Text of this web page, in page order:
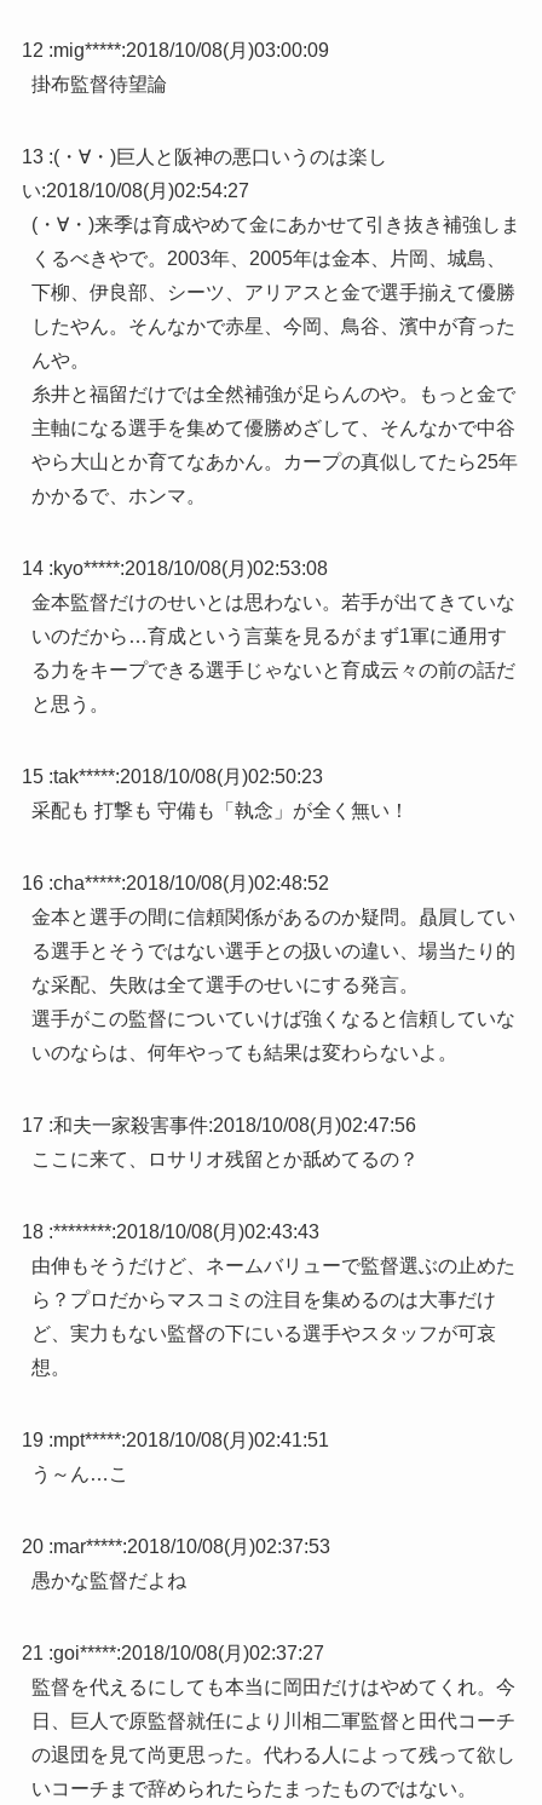
12 :mig*****:2018/10/08(月)03:00:09
掛布監督待望論
13 :(・∀・)巨人と阪神の悪口いうのは楽し
い:2018/10/08(月)02:54:27
(・∀・)来季は育成やめて金にあかせて引き抜き補強しま
くるべきやで。2003年、2005年は金本、片岡、城島、
下柳、伊良部、シーツ、アリアスと金で選手揃えて優勝
したやん。そんなかで赤星、今岡、鳥谷、濱中が育った
んや。
糸井と福留だけでは全然補強が足らんのや。もっと金で
主軸になる選手を集めて優勝めざして、そんなかで中谷
やら大山とか育てなあかん。カープの真似してたら25年
かかるで、ホンマ。
14 :kyo*****:2018/10/08(月)02:53:08
金本監督だけのせいとは思わない。若手が出てきていな
いのだから…育成という言葉を見るがまず1軍に通用す
る力をキープできる選手じゃないと育成云々の前の話だ
と思う。
15 :tak*****:2018/10/08(月)02:50:23
采配も 打撃も 守備も「執念」が全く無い！
16 :cha*****:2018/10/08(月)02:48:52
金本と選手の間に信頼関係があるのか疑問。贔屓してい
る選手とそうではない選手との扱いの違い、場当たり的
な采配、失敗は全て選手のせいにする発言。
選手がこの監督についていけば強くなると信頼していな
いのならは、何年やっても結果は変わらないよ。
17 :和夫一家殺害事件:2018/10/08(月)02:47:56
ここに来て、ロサリオ残留とか舐めてるの？
18 :********:2018/10/08(月)02:43:43
由伸もそうだけど、ネームバリューで監督選ぶの止めた
ら？プロだからマスコミの注目を集めるのは大事だけ
ど、実力もない監督の下にいる選手やスタッフが可哀
想。
19 :mpt*****:2018/10/08(月)02:41:51
う～ん…こ
20 :mar*****:2018/10/08(月)02:37:53
愚かな監督だよね
21 :goi*****:2018/10/08(月)02:37:27
監督を代えるにしても本当に岡田だけはやめてくれ。今
日、巨人で原監督就任により川相二軍監督と田代コーチ
の退団を見て尚更思った。代わる人によって残って欲し
いコーチまで辞められたらたまったものではない。